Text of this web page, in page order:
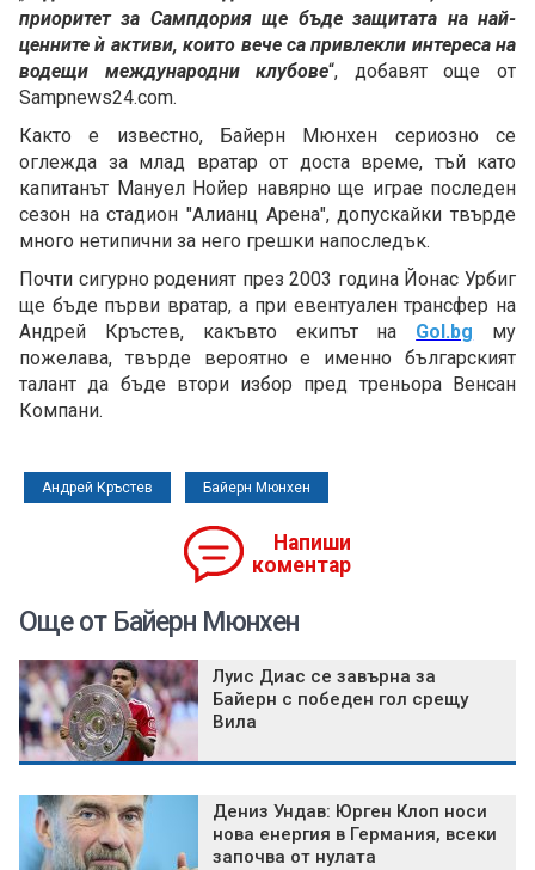
приоритет за Сампдория ще бъде защитата на най-
ценните ѝ активи, които вече са привлекли интереса на
водещи международни клубове“, добавят още от
Sampnews24.com.
Както е известно, Байерн Мюнхен сериозно се
оглежда за млад вратар от доста време, тъй като
капитанът Мануел Нойер навярно ще играе последен
сезон на стадион "Алианц Арена", допускайки твърде
много нетипични за него грешки напоследък.
Почти сигурно роденият през 2003 година Йонас Урбиг
ще бъде първи вратар, а при евентуален трансфер на
Андрей Кръстев, какъвто екипът на Gol.bg му
пожелава, твърде вероятно е именно българският
талант да бъде втори избор пред треньора Венсан
Компани.
Андрей Кръстев Байерн Мюнхен
Напиши
коментар
Още от Байерн Мюнхен
Луис Диас се завърна за
Байерн с победен гол срещу
Вила
Дениз Ундав: Юрген Клоп носи
нова енергия в Германия, всеки
започва от нулата